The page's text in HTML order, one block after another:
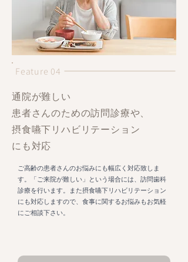
通院が難しい
患者さんのための訪問診療や、
摂食嚥下リハビリテーション
にも対応
Feature 04
ご高齢の患者さんのお悩みにも幅広く対応致しま
す。「ご来院が難しい」という場合には、訪問歯科
診療を行います。また摂食嚥下リハビリテーション
にも対応しますので、食事に関するお悩みもお気軽
にご相談下さい。